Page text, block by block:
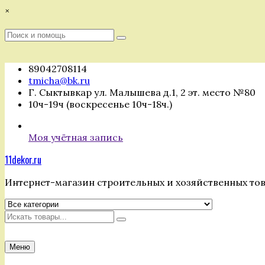
Перейти
содержимому
×
Поиск
Поиск
89042708114
tmicha@bk.ru
Г. Сыктывкар ул. Малышева д.1, 2 эт. место №80
10ч-19ч (воскресенье 10ч-18ч.)
Моя учётная запись
11dekor.ru
Интернет-магазин строительных и хозяйственных
Искать
Меню